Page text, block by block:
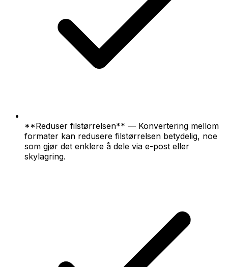
**Reduser filstørrelsen** — Konvertering mellom
formater kan redusere filstørrelsen betydelig, noe
som gjør det enklere å dele via e-post eller
skylagring.